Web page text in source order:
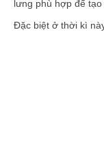
lưng phù hợp để
Đặc biệt ở thời kì